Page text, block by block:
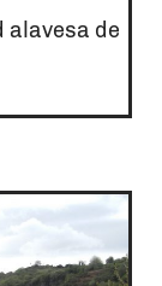
alavesa de